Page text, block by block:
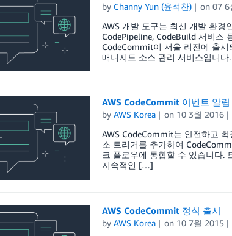
by Channy Yun (윤석찬) on07 6
AWS 개발 도구는 최신 개발 환경
CodePipeline, CodeBuild 서비스
CodeCommit이 서울 리전에 출
매니지드 소스 관리 서비스입니
AWS CodeCommit 이벤트 알
by AWS Korea on 10 3월 2016
AWS CodeCommit는 안전하고
소 트리거를 추가하여
크 플로우에 통합할 수 있습니다.
지속적인 […]
AWS CodeCommit 정식 출시
by AWS Korea on 10 7월 2015